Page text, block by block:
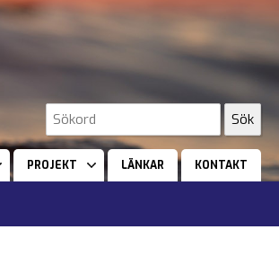
PROJEKT LÄNKAR KONTAKT